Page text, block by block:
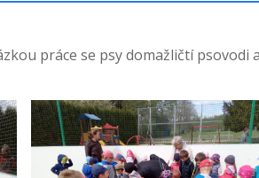
práce se psy domažličtí